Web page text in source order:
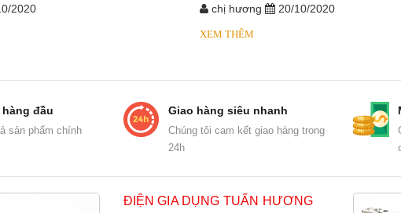
2020 chị hương 20/10/2020
XEM THÊM
đầu
sản phẩm chính
Giao hàng siêu nhanh
Chúng tôi cam kết giao hàng trong
24h
ĐIỆN GIA DỤNG TUẤN HƯƠNG